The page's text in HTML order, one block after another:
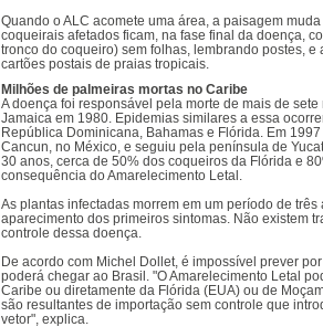
Quando o ALC acomete uma área, a paisagem
coqueirais afetados ficam, na fase final da doença,
tronco do coqueiro) sem folhas, lembrando postes, e
cartões postais de praias tropicais.
Milhões de palmeiras mortas no Caribe
A doença foi responsável pela morte de mais de
Jamaica em 1980. Epidemias similares a essa
República Dominicana, Bahamas e Flórida. Em
Cancun, no México, e seguiu pela península de
30 anos, cerca de 50% dos coqueiros da Flórida e
consequência do Amarelecimento Letal.
As plantas infectadas morrem em um período de três
aparecimento dos primeiros sintomas. Não existem
controle dessa doença.
De acordo com Michel Dollet, é impossível prever
poderá chegar ao Brasil. "O Amarelecimento Letal
Caribe ou diretamente da Flórida (EUA) ou de
são resultantes de importação sem controle que
vetor", explica.